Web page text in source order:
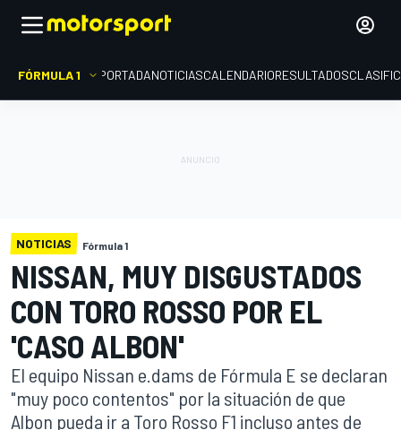
FÓRMULA 1 PORTADANOTICIASCALENDARIORESULTADOS
NOTICIAS Fórmula 1
NISSAN, MUY DISGUSTADOS
CON TORO ROSSO POR EL
'CASO ALBON'
El equipo Nissan e.dams de Fórmula E se declaran
"muy poco contentos" por la situación de que
Albon pueda ir a Toro Rosso F1 incluso antes de